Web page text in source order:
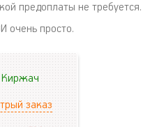
предоплаты не требуется.
очень просто.
Киржач
заказ